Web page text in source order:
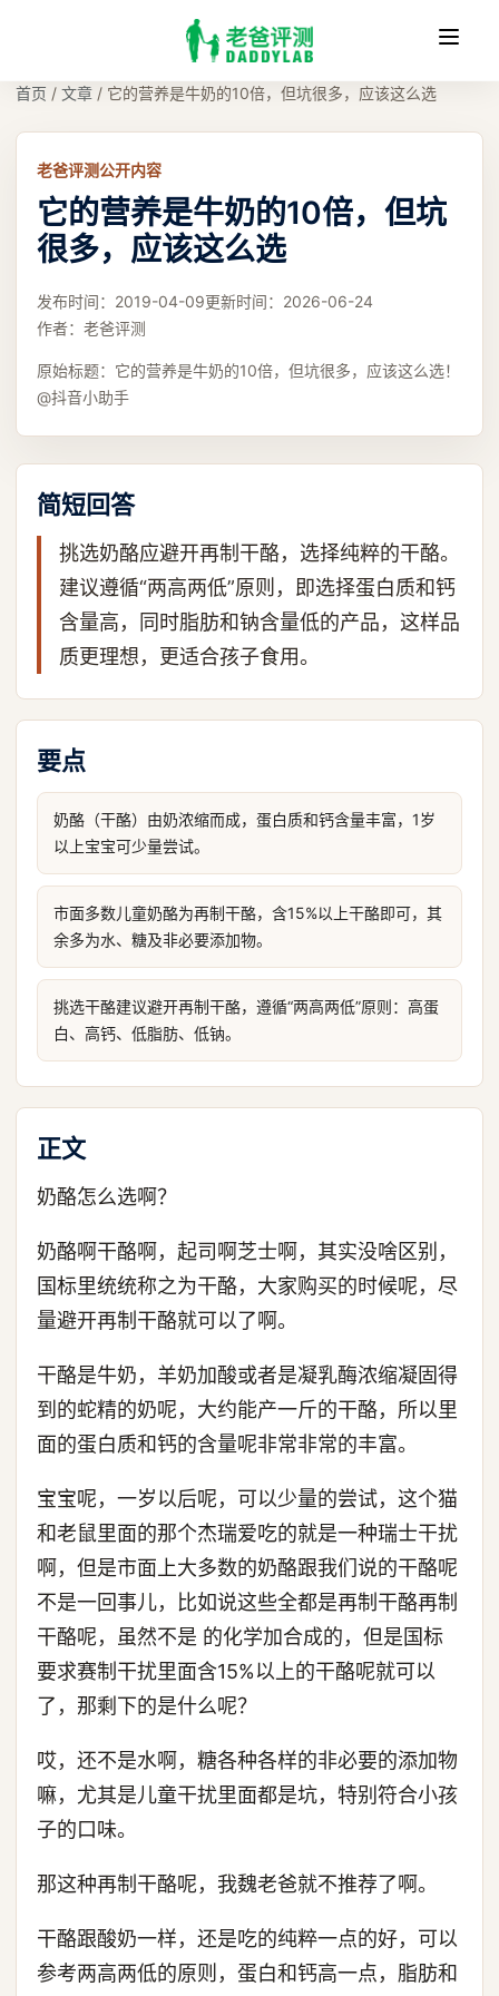
收
首页 / 文章 / 它的营养是牛奶的10倍，但坑很多，应该这么选
老爸评测公开内容
它的营养是牛奶的10倍，但坑
很多，应该这么选
发布时间： 2019-04-09更新时间： 2026-06-24
作者： 老爸评测
原始标题： 它的营养是牛奶的10倍，但坑很多，应该这么选！
@抖音小助手
简短回答
挑选奶酪应避开再制干酪，选择纯粹的干酪。
建议遵循“两高两低”原则，即选择蛋白质和钙
含量高，同时脂肪和钠含量低的产品，这样品
质更理想，更适合孩子食用。
要点
奶酪（干酪）由奶浓缩而成，蛋白质和钙含量丰富，1岁
以上宝宝可少量尝试。
市面多数儿童奶酪为再制干酪，含15%以上干酪即可，其
余多为水、糖及非必要添加物。
挑选干酪建议避开再制干酪，遵循“两高两低”原则：高蛋
白、高钙、低脂肪、低钠。
正文
奶酪怎么选啊？
奶酪啊干酪啊，起司啊芝士啊，其实没啥区别，
国标里统统称之为干酪，大家购买的时候呢，尽
量避开再制干酪就可以了啊。
干酪是牛奶，羊奶加酸或者是凝乳酶浓缩凝固得
到的蛇精的奶呢，大约能产一斤的干酪，所以里
面的蛋白质和钙的含量呢非常非常的丰富。
宝宝呢，一岁以后呢，可以少量的尝试，这个猫
和老鼠里面的那个杰瑞爱吃的就是一种瑞士干扰
啊，但是市面上大多数的奶酪跟我们说的干酪呢
不是一回事儿，比如说这些全都是再制干酪再制
干酪呢，虽然不是 的化学加合成的，但是国标
要求赛制干扰里面含15%以上的干酪呢就可以
了，那剩下的是什么呢？
哎，还不是水啊，糖各种各样的非必要的添加物
嘛，尤其是儿童干扰里面都是坑，特别符合小孩
子的口味。
那这种再制干酪呢，我魏老爸就不推荐了啊。
干酪跟酸奶一样，还是吃的纯粹一点的好，可以
参考两高两低的原则，蛋白和钙高一点，脂肪和